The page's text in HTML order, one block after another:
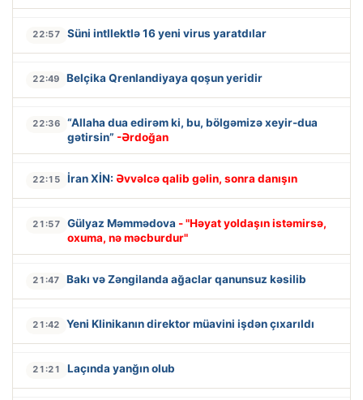
22:57 Süni intllektlə 16 yeni virus yaratdılar
22:49 Belçika Qrenlandiyaya qoşun yeridir
22:36
“Allaha dua edirəm ki, bu, bölgəmizə xeyir-dua
gətirsin” -Ərdoğan
22:15 İran XİN: Əvvəlcə qalib gəlin, sonra danışın
21:57 Gülyaz Məmmədova - "Həyat yoldaşın istəmirsə,
oxuma, nə məcburdur"
21:47 Bakı və Zəngilanda ağaclar qanunsuz kəsilib
21:42 Yeni Klinikanın direktor müavini işdən çıxarıldı
21:21 Laçında yanğın olub